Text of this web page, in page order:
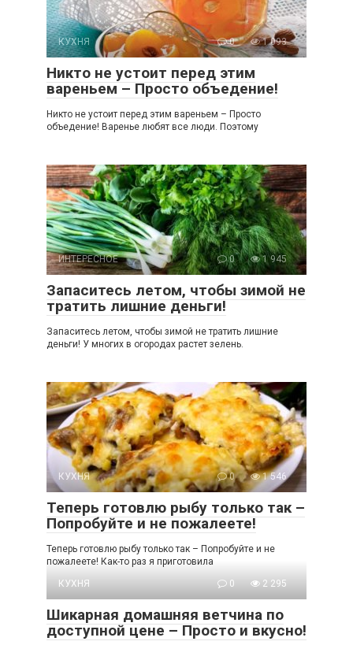
КУХНЯ 0 1 093
Никто не устоит перед этим
вареньем – Просто объедение!
Никто не устоит перед этим вареньем – Просто
объедение! Варенье любят все люди. Поэтому
ИНТЕРЕСНОЕ 0 1 945
Запаситесь летом, чтобы зимой не
тратить лишние деньги!
Запаситесь летом, чтобы зимой не тратить лишние
деньги! У многих в огородах растет зелень.
КУХНЯ 0 1 546
Теперь готовлю рыбу только так –
Попробуйте и не пожалеете!
Теперь готовлю рыбу только так – Попробуйте и не
пожалеете! Как-то раз я приготовила
КУХНЯ
0 2 295
Шикарная домашняя ветчина по
доступной цене – Просто и вкусно!